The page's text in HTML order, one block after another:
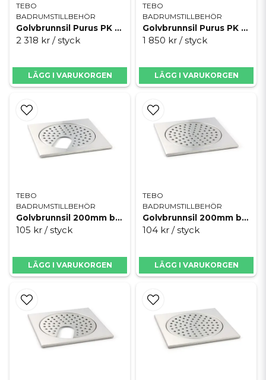
TEBO
BADRUMSTILLBEHÖR
Golvbrunnsil Purus PK 300 m/u
2 318 kr / styck
LÄGG I VARUKORGEN
TEBO
BADRUMSTILLBEHÖR
Golvbrunnsil Purus PK 300 u/u
1 850 kr / styck
LÄGG I VARUKORGEN
TEBO
BADRUMSTILLBEHÖR
Golvbrunnsil 200mm blank m/u
105 kr / styck
LÄGG I VARUKORGEN
TEBO
BADRUMSTILLBEHÖR
Golvbrunnsil 200mm blank u/u
104 kr / styck
LÄGG I VARUKORGEN